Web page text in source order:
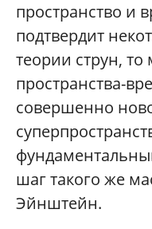
пространство и
подтвердит
теории струн,
пространства-
совершенно
шаг такого же
Эйнштейн.